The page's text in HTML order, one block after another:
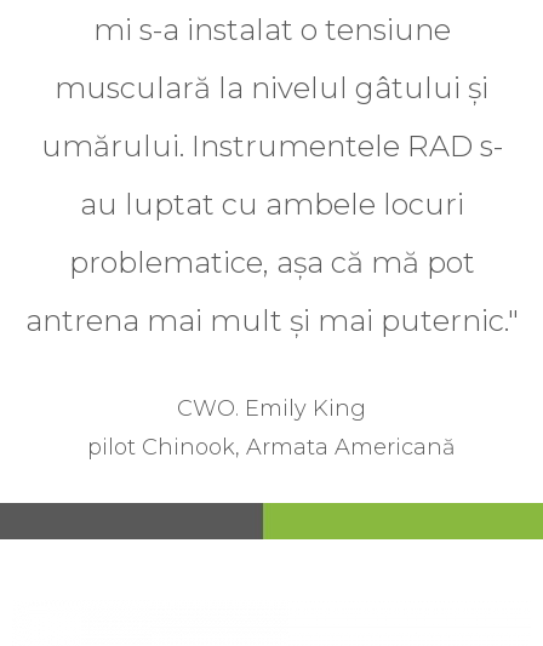
mi s-a instalat o tensiune
musculară la nivelul gâtului și
umărului. Instrumentele RAD s-
au luptat cu ambele locuri
problematice, așa că mă pot
antrena mai mult și mai puternic."
CWO. Emily King
pilot Chinook, Armata Americană